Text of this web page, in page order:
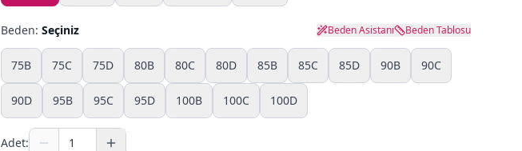
Beden: Seçiniz Beden Asistanı Beden Tablosu
75B 75C 75D 80B 80C 80D 85B 85C 85D 90B 90C
90D 95B 95C 95D 100B 100C 100D
Adet: